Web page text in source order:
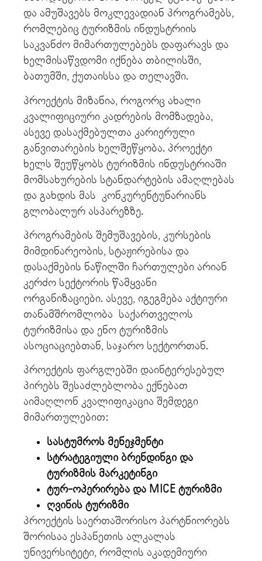
და ამუშავებს მოკლევადიან პროგრამებს,
რომლებიც ტურიზმის ინდუსტრიის
საკვანძო მიმართულებებს დაფარავს და
ხელმისაწვდომი იქნება თბილისში,
ბათუმში, ქუთაისსა და თელავში.
პროექტის მიზანია, როგორც ახალი
კვალიფიციური კადრების მომზადება,
ასევე დასაქმებულთა კარიერული
განვითარების ხელშეწყობა. პროექტი
ხელს შეუწყობს ტურიზმის ინდუსტრიაში
მომსახურების სტანდარტების ამაღლებას
და გახდის მას კონკურენტუნარიანს
გლობალურ ასპარეზზე.
პროგრამების შემუშავების, კურსების
მიმდინარეობის, სტაჟირებისა და
დასაქმების ნაწილში ჩართულები არიან
კერძო სექტორის წამყვანი
ორგანიზაციები. ასევე, იგეგმება აქტიური
თანამშრომლობა საქართველოს
ტურიზმისა და ენო ტურიზმის
ასოციაციებთან, საჯარო სექტორთან.
პროექტის ფარგლებში დაინტერესებულ
პირებს შესაძლებლობა ექნებათ
აიმაღლონ კვალიფიკაცია შემდეგი
მიმართულებით:
სასტუმროს მენეჯმენტი
სტრატეგიული ბრენდინგი და
ტურიზმის მარკეტინგი
ტურ-ოპერირება და MICE ტურიზმი
ღვინის ტურიზმი
პროექტის საერთაშორისო პარტნიორებს
შორისაა ესპანეთის ალკალას
უნივერსიტეტი, რომლის აკადემიური